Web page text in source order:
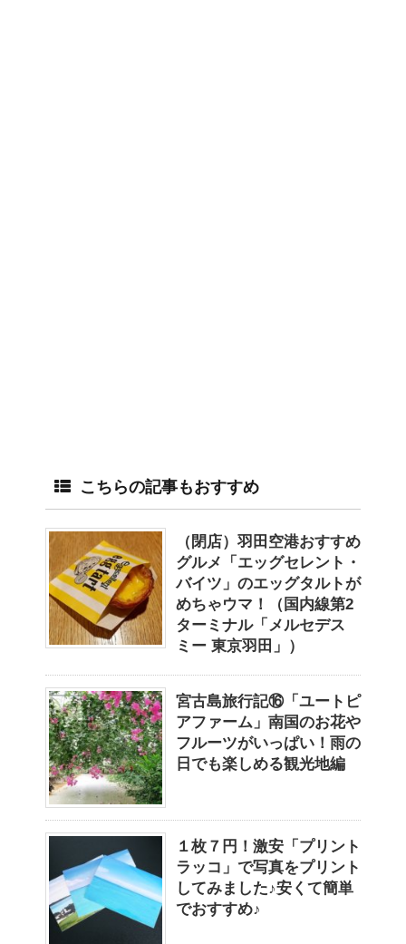
こちらの記事もおすすめ
（閉店）羽田空港おすすめ
グルメ「エッグセレント・
バイツ」のエッグタルトが
めちゃウマ！（国内線第2
ターミナル「メルセデス
ミー 東京羽田」）
宮古島旅行記⑯「ユートピ
アファーム」南国のお花や
フルーツがいっぱい！雨の
日でも楽しめる観光地編
１枚７円！激安「プリント
ラッコ」で写真をプリント
してみました♪安くて簡単
でおすすめ♪